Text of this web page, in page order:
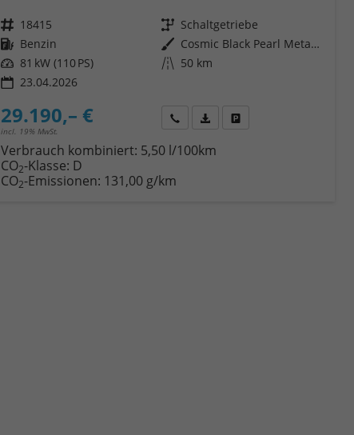
Fahrzeugnr. 18415 Getriebe Schaltgetriebe
Kraftstoff Benzin Außenfarbe
Cosmic Black Pearl Metallic
Leistung 81 kW (110 PS) Kilometerstand 50 km
23.04.2026
29.190,– €
incl. 19% MwSt.
Wir rufen Sie an
Fahrzeugexposé (PDF)
Fahrzeug parken
Verbrauch kombiniert: 5,50 l/100km
CO2-Klasse: D
CO2-Emissionen: 131,00 g/km